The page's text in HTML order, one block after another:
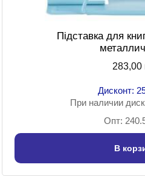
Підставка для
283,00
Дисконт:
При наличии
Опт:
В